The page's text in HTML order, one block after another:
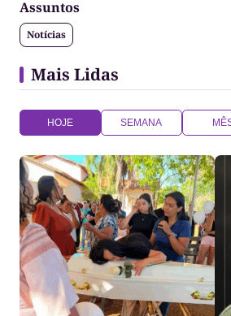
Assuntos
Notícias
Mais Lidas
HOJE SEMANA